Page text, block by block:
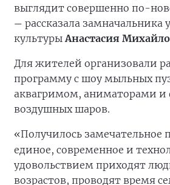
выглядит совершенно по-
— рассказала замначальника
культурыАнастасия
Для жителей организовали
программу с шоу мыльных
аквагримом, аниматорами и
воздушных шаров.
«Получилось замечательное
единое, современное и
удовольствием приходят
возрастов, проводят время